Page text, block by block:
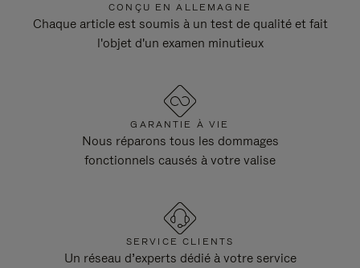
CONÇU EN ALLEMAGNE
Chaque article est soumis à un test de qualité et fait
l'objet d'un examen minutieux
GARANTIE À VIE
Nous réparons tous les dommages
fonctionnels causés à votre valise
SERVICE CLIENTS
Un réseau d’experts dédié à votre service